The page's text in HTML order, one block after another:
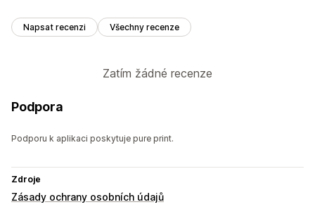
Napsat recenzi Všechny recenze
Zatím žádné recenze
Podpora
Podporu k aplikaci poskytuje pure print.
Zdroje
Zásady ochrany osobních údajů